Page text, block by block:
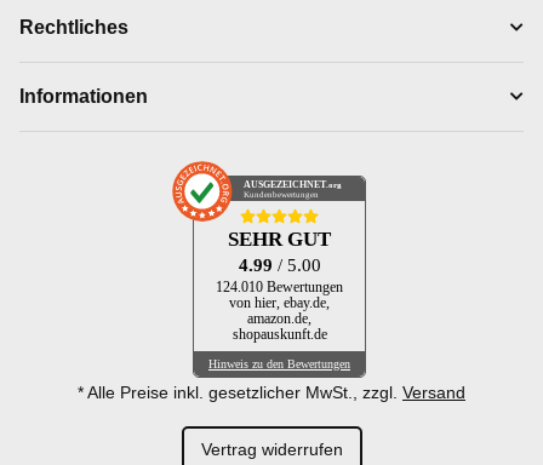
Rechtliches
Informationen
AUSGEZEICHNET .org
Kundenbewertungen
SEHR GUT
4.99 / 5.00
124.010 Bewertungen
von hier, ebay.de,
amazon.de,
shopauskunft.de
Hinweis zu den Bewertungen
* Alle Preise inkl. gesetzlicher MwSt., zzgl. Versand
Vertrag widerrufen